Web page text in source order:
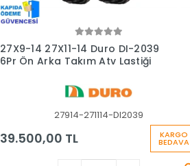
Sepete Ekle
27X9-14 27X11-14 Duro DI-2039
6Pr Ön Arka Takım Atv Lastiği
27914-271114-DI2039
39.500,00 TL KARGO
BEDAVA